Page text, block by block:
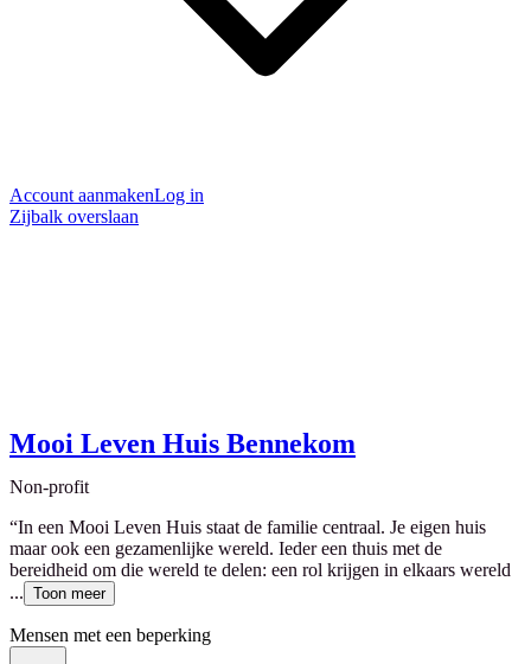
Account aanmakenLog in
Zijbalk overslaan
Mooi Leven Huis Bennekom
Non-profit
“In een Mooi Leven Huis staat de familie centraal. Je eigen huis
maar ook een gezamenlijke wereld. Ieder een thuis met de
bereidheid om die wereld te delen: een rol krijgen in elkaars wereld
... Toon meer
Mensen met een beperking